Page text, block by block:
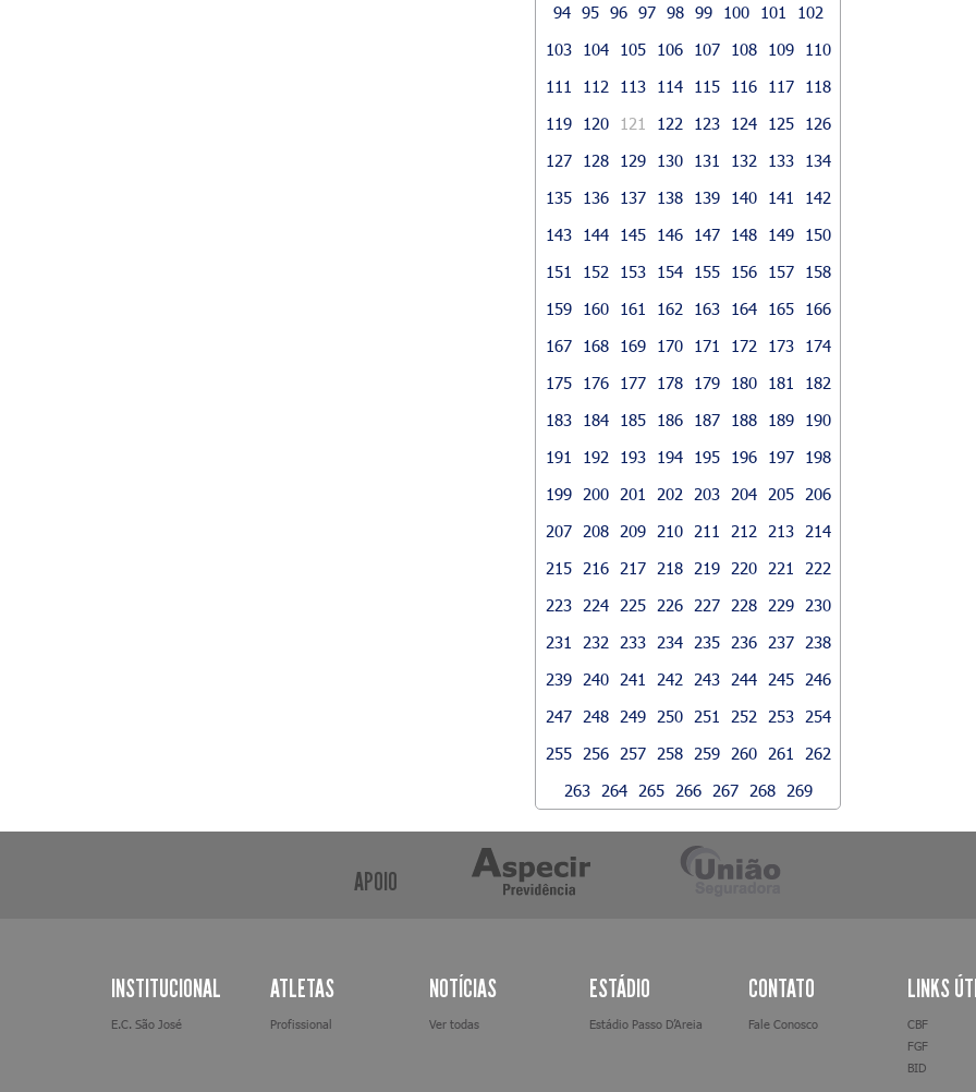
94 95 96 97 98 99 100 101
102
103
104 105 106 107 108 109
110
111
112 113 114 115 116 117
118
119
120 121 122 123 124 125
126
127
128 129 130 131 132 133
134
135
136 137 138 139 140 141
142
143
144 145 146 147 148 149
150
151
152 153 154 155 156 157
158
159
160 161 162 163 164 165
166
167
168 169 170 171 172 173
174
175
176 177 178 179 180 181
182
183
184 185 186 187 188 189
190
191
192 193 194 195 196 197
198
199
200 201 202 203 204 205
206
207
208 209 210 211 212 213
214
215
216 217 218 219 220 221
222
223
224 225 226 227 228 229
230
231
232 233 234 235 236 237
238
239
240 241 242 243 244 245
246
247
248 249 250 251 252 253
254
255
256 257 258 259 260 261
262
263
264 265 266 267 268 269
APOIO
INSTITUCIONAL
E.C. São José
ATLETAS
Profissional
NOTÍCIAS
Ver todas
ESTÁDIO
Estádio Passo D’Areia
CONTATO
Fale Conosco
LINKS
CBF
FGF
BID